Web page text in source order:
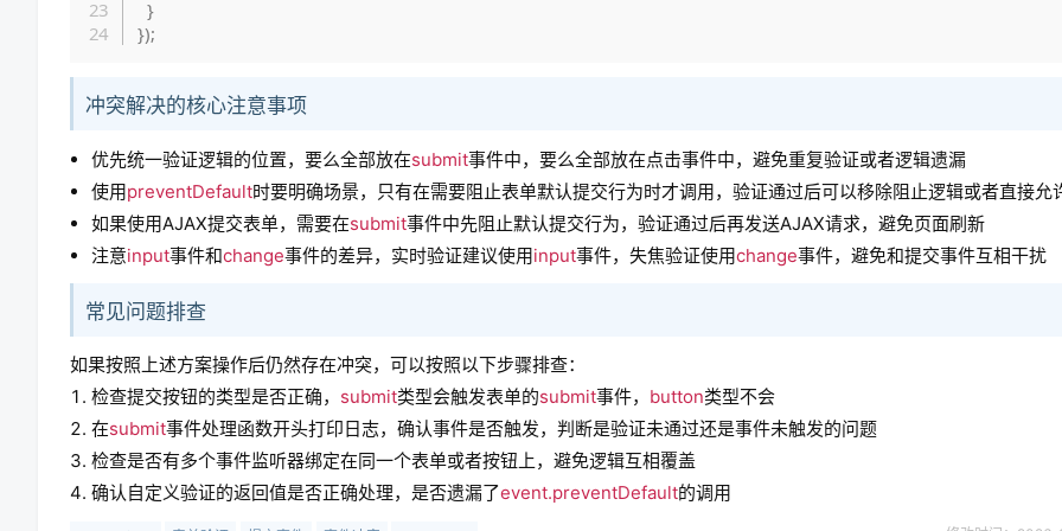
}
});
冲突解决的核心注意事项
优先统一验证逻辑的位置，要么全部放在submit事件中，要么全部放在点击事件中，避免重复验证或者逻辑遗漏
使用preventDefault时要明确场景，只有在需要阻止表单默认提交行为时才调用，验证通过后可以移除阻止逻辑或者直接允
如果使用AJAX提交表单，需要在submit事件中先阻止默认提交行为，验证通过后再发送AJAX请求，避免页面刷新
注意input事件和change事件的差异，实时验证建议使用input事件，失焦验证使用change事件，避免和提交事件互相干扰
常见问题排查
如果按照上述方案操作后仍然存在冲突，可以按照以下步骤排查：
检查提交按钮的类型是否正确， submit类型会触发表单的submit事件， button类型不会
在submit事件处理函数开头打印日志，确认事件是否触发，判断是验证未通过还是事件未触发的问题
检查是否有多个事件监听器绑定在同一个表单或者按钮上，避免逻辑互相覆盖
确认自定义验证的返回值是否正确处理，是否遗漏了event.preventDefault的调用